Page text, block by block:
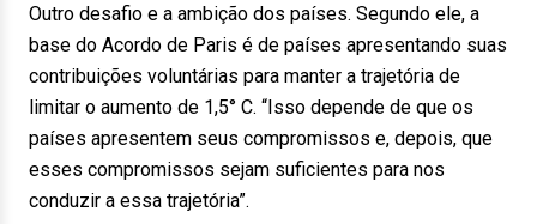
Outro desafio e a ambição dos países. Segundo ele, a
base do Acordo de Paris é de países apresentando suas
contribuições voluntárias para manter a trajetória de
limitar o aumento de 1,5° C. “Isso depende de que os
países apresentem seus compromissos e, depois, que
esses compromissos sejam suficientes para nos
conduzir a essa trajetória”.